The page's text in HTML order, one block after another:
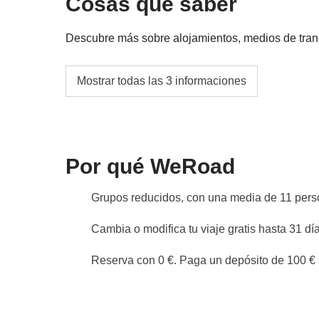
Descubre más sobre alojamientos, medios de
Para garantizar la mejor experiencia
pueden incluir hoteles, apartamentos u
francés (más pequeñas que una cama
Los baños podrán ser privados o
tipología del alojamiento puede variar en
entorno acogedor, seguro y coherente con
el participante ha sido debidamente
Mostrar todas las 3 informaciones
Por qué WeRoad
Grupos reducidos, con una media de 11
Cambia o modifica tu viaje gratis hasta 31
Reserva con 0 €. Paga un depósito de 100